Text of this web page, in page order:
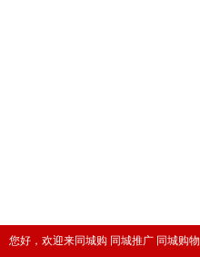
您好，欢迎来同城购 同城推广 同城购